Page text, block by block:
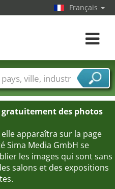
gratuitement des photos
apparaîtra sur la page
Sima Media GmbH se
les images qui sont sans
salons et des expositions
Français
Toggle
Secteurs de foire
services